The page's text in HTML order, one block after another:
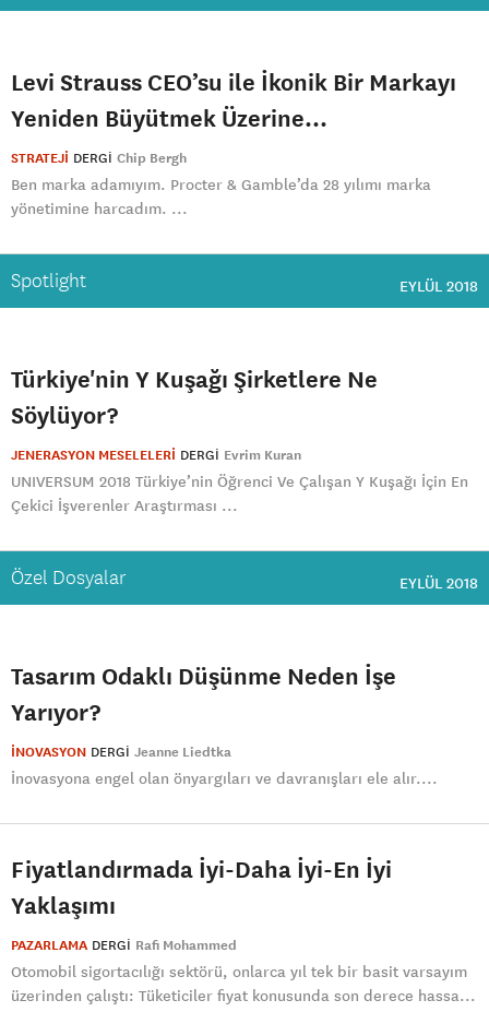
Levi Strauss CEO’su ile İkonik Bir Markayı
Yeniden Büyütmek Üzerine...
STRATEJİ DERGI Chip Bergh
Ben marka adamıyım. Procter & Gamble’da 28 yılımı marka
yönetimine harcadım. ...
Spotlight EYLÜL 2018
Türkiye'nin Y Kuşağı Şirketlere Ne
Söylüyor?
JENERASYON MESELELERİ DERGI Evrim Kuran
UNIVERSUM 2018 Türkiye’nin Öğrenci Ve Çalışan Y Kuşağı İçin En
Çekici İşverenler Araştırması ...
Özel Dosyalar EYLÜL 2018
Tasarım Odaklı Düşünme Neden İşe
Yarıyor?
İNOVASYON DERGI Jeanne Liedtka
İnovasyona engel olan önyargıları ve davranışları ele alır....
Fiyatlandırmada İyi-Daha İyi-En İyi
Yaklaşımı
PAZARLAMA DERGI Rafi Mohammed
Otomobil sigortacılığı sektörü, onlarca yıl tek bir basit varsayım
üzerinden çalıştı: Tüketiciler fiyat konusunda son derece hassa...